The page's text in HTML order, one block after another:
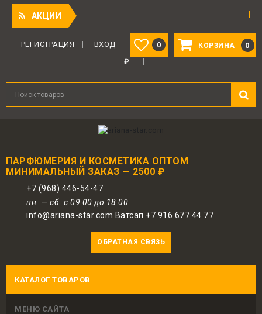
АКЦИИ
КОРЗИНА 0
0
РЕГИСТРАЦИЯ
ВХОД
₽
ПАРФЮМЕРИЯ И КОСМЕТИКА ОПТОМ
МИНИМАЛЬНЫЙ ЗАКАЗ — 2500 ₽
+7 (968) 446-54-47
пн. — сб. с 09:00 до 18:00
info@ariana-star.com Ватсап +7 916 677 44 77
ОБРАТНАЯ СВЯЗЬ
КАТАЛОГ ТОВАРОВ
МЕНЮ САЙТА
Для авторизованных пользователей
предоставляется 1 бонус за 100 руб.
от совершенной покупки. Бонусами